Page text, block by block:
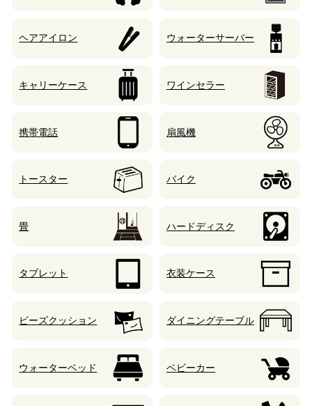
ヘアアイロン ウォーターサーバー
キャリーケース ワインセラー
携帯電話 扇風機
トースター バイク
畳 ハードディスク
タブレット 衣装ケース
ビーズクッション ダイニングテーブル
ウォーターベッド ベビーカー